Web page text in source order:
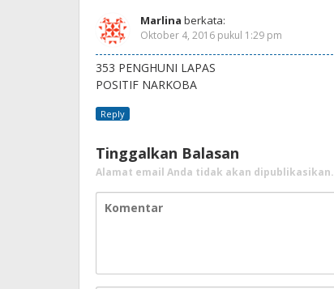
Marlina berkata:
Oktober 4, 2016 pukul 1:29 pm
353 PENGHUNI LAPAS
POSITIF NARKOBA
Reply
Tinggalkan Balasan
Alamat email Anda tidak akan dipublikasikan.